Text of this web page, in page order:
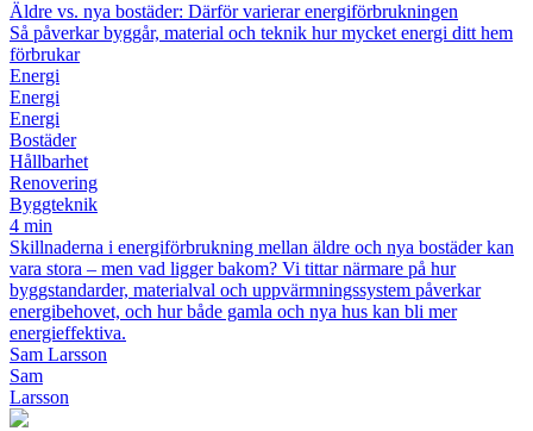
Äldre vs. nya bostäder: Därför varierar energiförbrukningen
Så påverkar byggår, material och teknik hur mycket energi ditt hem
förbrukar
Energi
Energi
Energi
Bostäder
Hållbarhet
Renovering
Byggteknik
4 min
Skillnaderna i energiförbrukning mellan äldre och nya bostäder kan
vara stora – men vad ligger bakom? Vi tittar närmare på hur
byggstandarder, materialval och uppvärmningssystem påverkar
energibehovet, och hur både gamla och nya hus kan bli mer
energieffektiva.
Sam Larsson
Sam
Larsson